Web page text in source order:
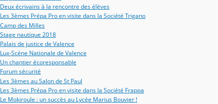
Deux écrivains à la rencontre des élèves
Les 3èmes Prépa Pro en visite dans la Société Trigano
Camp des Milles
Stage nautique 2018
Palais de justice de Valence
Lux-Scène Nationale de Valence
Un chantier écoresponsable
Forum sécurité
Les 3èmes au Salon de St Paul
Les 3èmes Prépa Pro en visite dans la Société Frappa
Le Mokiroule : un succès au Lycée Marius Bouvier !